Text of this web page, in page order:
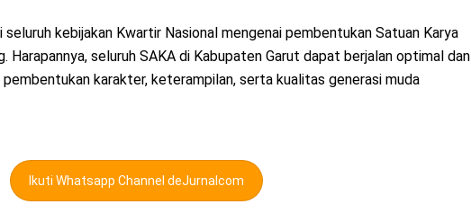
seluruh kebijakan Kwartir Nasional mengenai pembentukan Satuan Karya
Harapannya, seluruh SAKA di Kabupaten Garut dapat berjalan optimal dan
karakter, keterampilan, serta kualitas generasi muda
Ikuti Whatsapp Channel deJurnalcom